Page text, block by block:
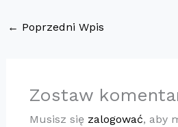
← Poprzedni Wpis
Zostaw
Musisz się zalogować, aby